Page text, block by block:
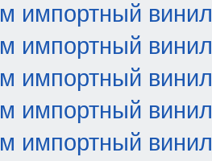
импортный винил
импортный винил
импортный винил
импортный винил
импортный винил